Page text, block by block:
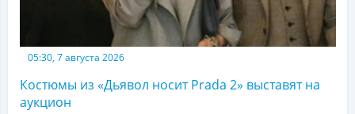
05:30, 7 августа 2026
Костюмы из «Дьявол носит Prada 2» выставят на
аукцион